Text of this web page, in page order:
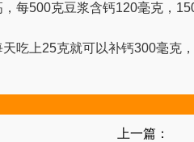
每500克豆浆含钙120毫克，
吃上25克就可以补钙300毫克
上一篇：